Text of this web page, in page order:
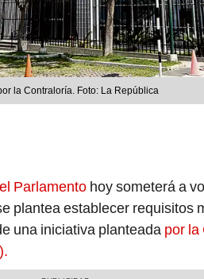
la Contraloría. Foto: La República
Parlamento hoy someterá a
plantea establecer requisitos
una iniciativa planteada por la